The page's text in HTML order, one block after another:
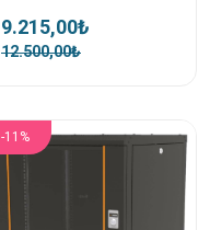
9.215,00₺
12.500,00₺
-11%